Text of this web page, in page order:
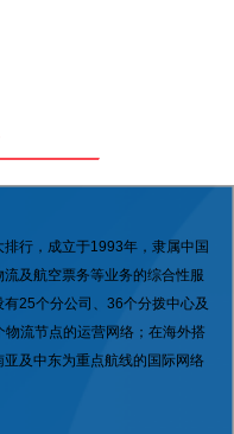
行，成立于1993年，隶属中国
及航空票务等业务的综合性服
25个分公司、36个分拨中心及
流节点的运营网络；在海外搭
及中东为重点航线的国际网络